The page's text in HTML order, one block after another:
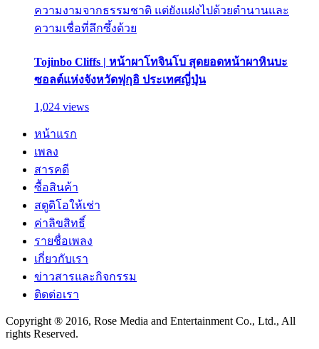
ความงามจากธรรมชาติ แต่ยังแฝงไปด้วยตำนานและ
ความเชื่อที่ลึกซึ้งด้วย
Tojinbo Cliffs | หน้าผาโทจินโบ สุดยอดหน้าผาหินบะ
ซอลต์แห่งจังหวัดฟุกุอิ ประเทศญี่ปุ่น
1,024 views
หน้าแรก
เพลง
สารคดี
ซื้อสินค้า
สตูดิโอให้เช่า
ค่าลิขสิทธิ์
รายชื่อเพลง
เกี่ยวกับเรา
ข่าวสารและกิจกรรม
ติดต่อเรา
Copyright ® 2016, Rose Media and Entertainment Co., Ltd., All
rights Reserved.